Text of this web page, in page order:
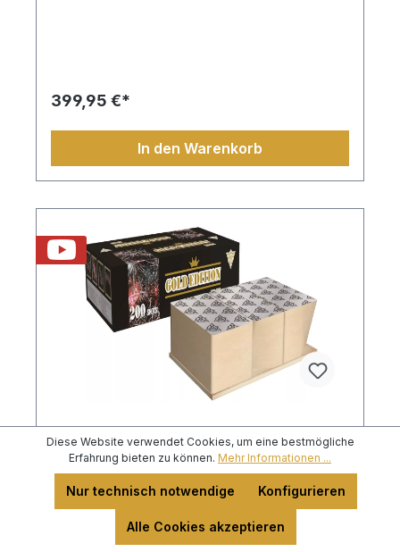
399,95 €*
In den Warenkorb
SRPYRO Gold Edition 200 Schuss,
Mega Feuerwerksverbund
Diese Website verwendet Cookies, um eine bestmögliche
Erfahrung bieten zu können. Mehr Informationen ...
Nur technisch notwendige Konfigurieren
Alle Cookies akzeptieren